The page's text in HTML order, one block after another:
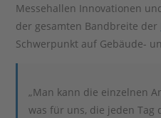
Messehallen Innovationen
der gesamten Bandbreite der
Schwerpunkt auf Gebäude-
„Man kann die einzelnen
was für uns, die jeden Tag